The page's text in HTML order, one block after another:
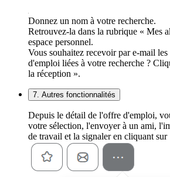
Donnez un nom à votre recherche.
Retrouvez-la dans la rubrique « Mes
espace personnel.
Vous souhaitez recevoir par e-mail
d'emploi liées à votre recherche ?
la réception ».
7. Autres fonctionnalités
Depuis le détail de l'offre d'emploi,
votre sélection, l'envoyer à un ami,
de travail et la signaler en cliquant sur